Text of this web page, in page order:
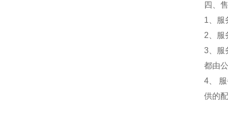
四、
1、服
2、服
3、服
都由
4、
供的